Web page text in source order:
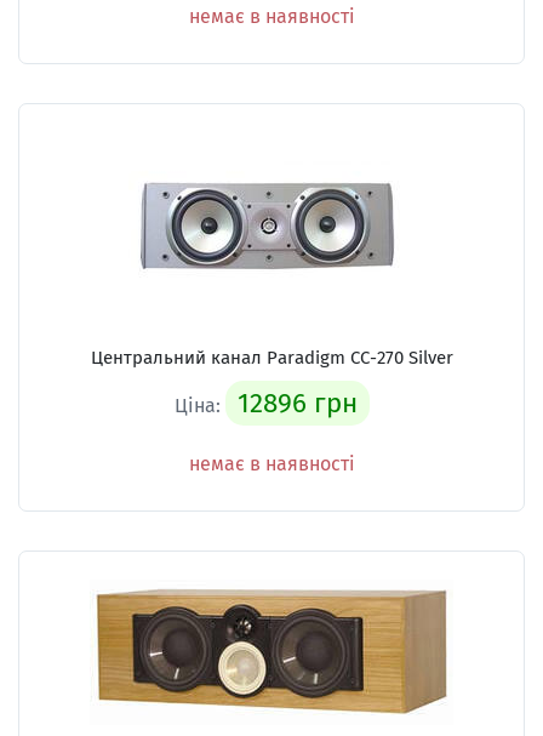
немає в наявності
Центральний канал Paradigm CC-270 Silver
Ціна: 12896 грн
немає в наявності